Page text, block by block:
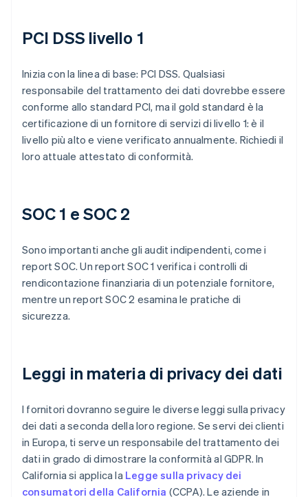
PCI DSS livello 1
Inizia con la linea di base: PCI DSS. Qualsiasi
responsabile del trattamento dei dati dovrebbe essere
conforme allo standard PCI, ma il gold standard è la
certificazione di un fornitore di servizi di livello 1: è il
livello più alto e viene verificato annualmente. Richiedi il
loro attuale attestato di conformità.
SOC 1 e SOC 2
Sono importanti anche gli audit indipendenti, come i
report SOC. Un report SOC 1 verifica i controlli di
rendicontazione finanziaria di un potenziale fornitore,
mentre un report SOC 2 esamina le pratiche di
sicurezza.
Leggi in materia di privacy dei dati
I fornitori dovranno seguire le diverse leggi sulla privacy
dei dati a seconda della loro regione. Se servi dei clienti
in Europa, ti serve un responsabile del trattamento dei
dati in grado di dimostrare la conformità al GDPR. In
California si applica la Legge sulla privacy dei
consumatori della California (CCPA). Le aziende in